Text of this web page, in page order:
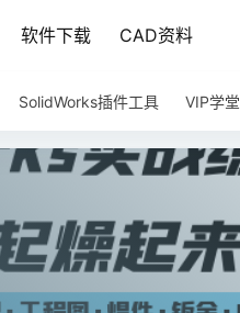
软件下载 CAD资料
SolidWorks插件工具 VIP学堂